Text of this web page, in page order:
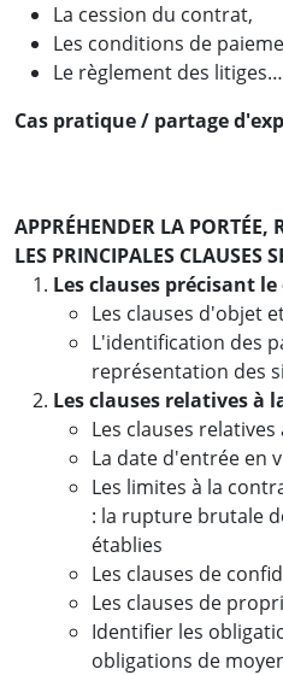
La cession du contrat,
Les conditions de
Le règlement des
Cas pratique / partage
APPRÉHENDER LA PORTÉE,
LES PRINCIPALES CLAUSES
Les clauses précisant
Les clauses d'objet
L'identification des
représentation des
Les clauses relatives à
Les clauses
La date d'entrée en
Les limites à la
: la rupture brutale
établies
Les clauses de
Les clauses de
Identifier les
obligations de